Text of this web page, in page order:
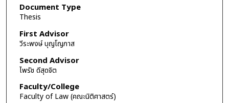
Document Type
Thesis
First Advisor
วีระพงษ์ บุญโญภาส
Second Advisor
ไพรัช ดีสุดจิต
Faculty/College
Faculty of Law (คณะนิติศาสตร์)